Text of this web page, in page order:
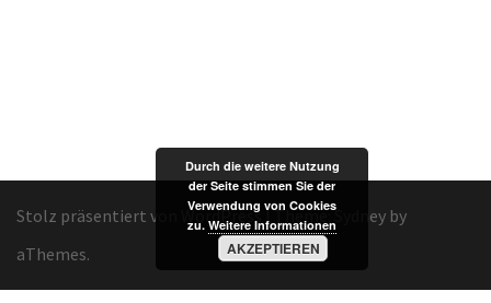
Stolz präsentiert von WordPress |Theme:Sydney by
aThemes.
Durch die weitere Nutzung
der Seite stimmen Sie der
Verwendung von Cookies
zu. Weitere Informationen
AKZEPTIEREN